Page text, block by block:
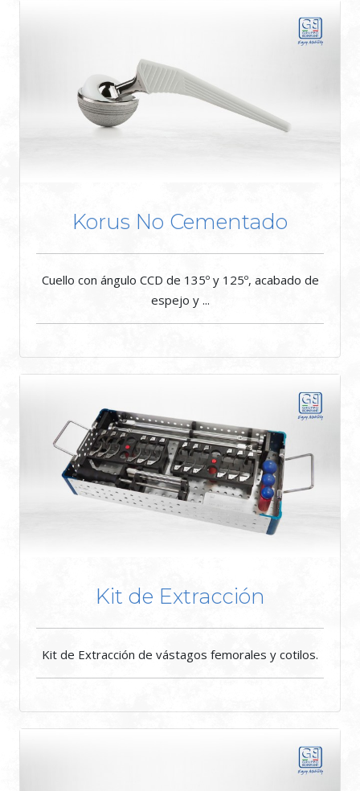
Korus No Cementado
Cuello con ángulo CCD de 135º y 125º, acabado de
espejo y ...
Kit de Extracción
Kit de Extracción de vástagos femorales y cotilos.